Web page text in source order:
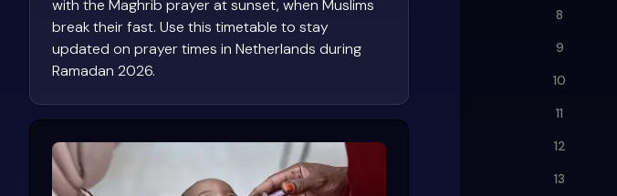
8
9
10
11
12
13
with the Maghrib prayer at sunset, when Muslims
break their fast. Use this timetable to stay
updated on prayer times in Netherlands during
Ramadan 2026.